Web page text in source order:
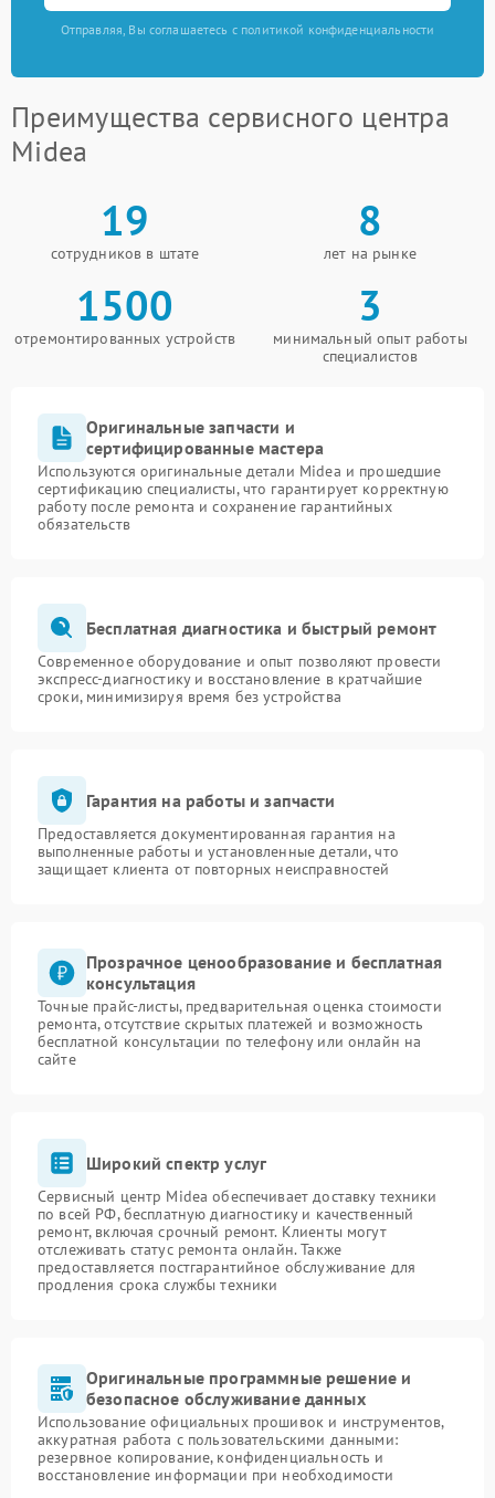
Отправляя, Вы соглашаетесь с политикой конфиденциальности
Преимущества сервисного центра
Midea
19
сотрудников в штате
8
лет на рынке
1500
отремонтированных устройств
3
минимальный опыт работы
специалистов
Оригинальные запчасти и
сертифицированные мастера
Используются оригинальные детали Midea и прошедшие
сертификацию специалисты, что гарантирует корректную
работу после ремонта и сохранение гарантийных
обязательств
Бесплатная диагностика и быстрый ремонт
Современное оборудование и опыт позволяют провести
экспресс-диагностику и восстановление в кратчайшие
сроки, минимизируя время без устройства
Гарантия на работы и запчасти
Предоставляется документированная гарантия на
выполненные работы и установленные детали, что
защищает клиента от повторных неисправностей
Прозрачное ценообразование и бесплатная
консультация
Точные прайс-листы, предварительная оценка стоимости
ремонта, отсутствие скрытых платежей и возможность
бесплатной консультации по телефону или онлайн на
сайте
Широкий спектр услуг
Сервисный центр Midea обеспечивает доставку техники
по всей РФ, бесплатную диагностику и качественный
ремонт, включая срочный ремонт. Клиенты могут
отслеживать статус ремонта онлайн. Также
предоставляется постгарантийное обслуживание для
продления срока службы техники
Оригинальные программные решение и
безопасное обслуживание данных
Использование официальных прошивок и инструментов,
аккуратная работа с пользовательскими данными:
резервное копирование, конфиденциальность и
восстановление информации при необходимости